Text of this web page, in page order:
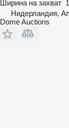
Ширина на захват
Нидерландия,
Dome Auctions